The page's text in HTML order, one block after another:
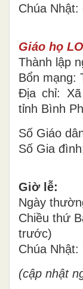
Chúa Nhật:
Giáo họ
Thành lập
Bổn mạng:
Địa chỉ: Xã
tỉnh Bình
Số Giáo
Số Gia
Giờ lễ:
Ngày
Chiều thứ
trước)
Chúa Nhật:
(cập nhật